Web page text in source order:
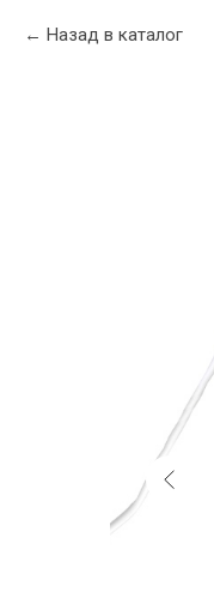
Назад в каталог